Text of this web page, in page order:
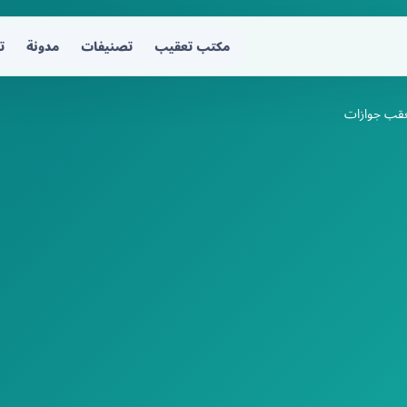
مكتب تعقيب تصنيفات مدونة
جوازات